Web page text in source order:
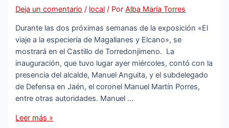
Deja un comentario / local / PorAlba María Torres
Durante las dos próximas semanas de la exposición «El
viaje a la especiería de Magallanes y Elcano», se
mostrará en el Castillo de Torredonjimeno. La
inauguración, que tuvo lugar ayer miércoles, contó con la
presencia del alcalde, Manuel Anguita, y el subdelegado
de Defensa en Jaén, el coronel Manuel Martín Porres,
entre otras autoridades. Manuel …
«El
Leer más »